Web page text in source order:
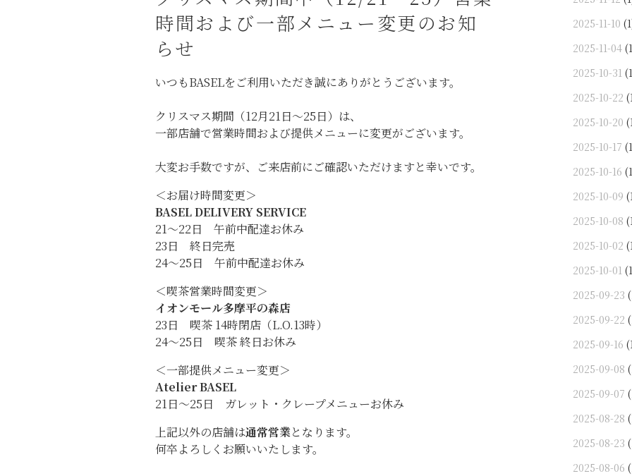
時間および一部メニュー変更のお知
らせ
いつもBASELをご利用いただき誠にありがとうございます。
クリスマス期間（12月21日～25日）は、
一部店舗で営業時間および提供メニューに変更がございます。
大変お手数ですが、ご来店前にご確認いただけますと幸いです。
＜お届け時間変更＞
BASEL DELIVERY SERVICE
21〜22日 午前中配達お休み
23日 終日完売
24〜25日 午前中配達お休み
＜喫茶営業時間変更＞
イオンモール多摩平の森店
23日 喫茶 14時閉店（L.O.13時）
24〜25日 喫茶 終日お休み
＜一部提供メニュー変更＞
Atelier BASEL
21日〜25日 ガレット・クレープメニューお休み
上記以外の店舗は通常営業となります。
何卒よろしくお願いいたします。
2025-11-10
2025-11-04
2025-10-31
2025-10-22
2025-10-20
2025-10-17
2025-10-16
2025-10-09
2025-10-08
2025-10-02
2025-10-01
2025-09-23
2025-09-22
2025-09-16
2025-09-08
2025-09-07
2025-08-28
2025-08-23
2025-08-06